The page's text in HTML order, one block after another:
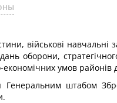
військові
оборони,
економічних умов районів
Генеральним штабом